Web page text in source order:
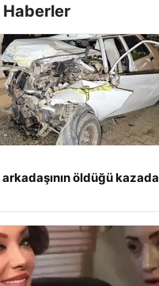
Haberler
öldüğü kazada